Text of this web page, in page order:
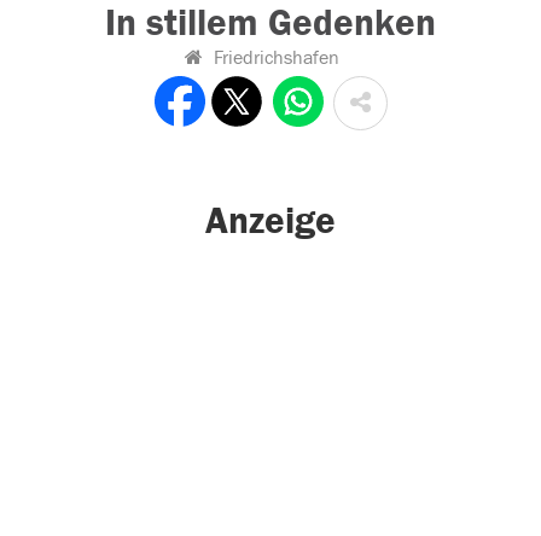
In stillem Gedenken
Friedrichshafen
Anzeige